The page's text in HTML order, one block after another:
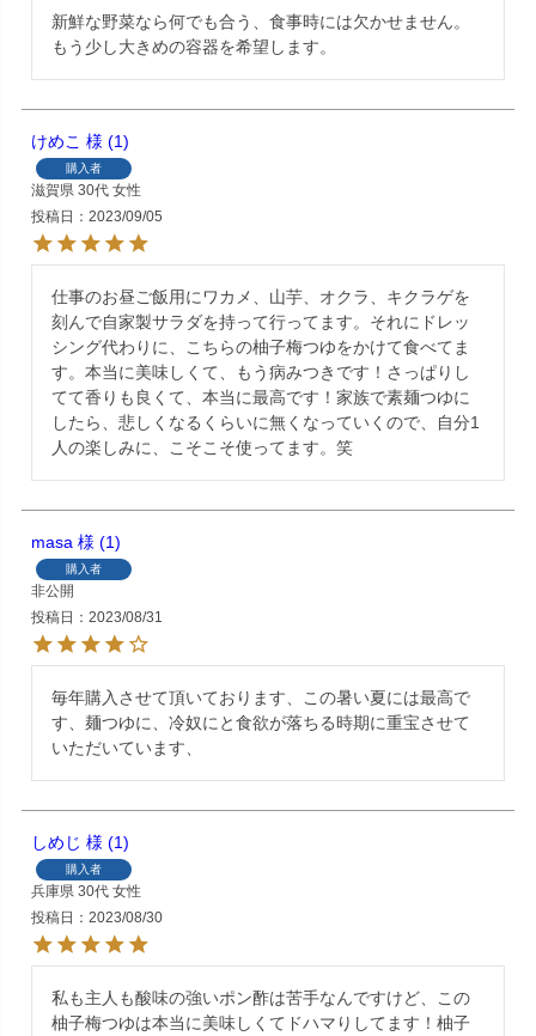
新鮮な野菜なら何でも合う、食事時には欠かせません。
もう少し大きめの容器を希望します。
けめこ 1
購入者
滋賀県 30代 女性
投稿日
2023/09/05
仕事のお昼ご飯用にワカメ、山芋、オクラ、キクラゲを
刻んで自家製サラダを持って行ってます。それにドレッ
シング代わりに、こちらの柚子梅つゆをかけて食べてま
す。本当に美味しくて、もう病みつきです！さっぱりし
てて香りも良くて、本当に最高です！家族で素麺つゆに
したら、悲しくなるくらいに無くなっていくので、自分1
人の楽しみに、こそこそ使ってます。笑
masa 1
購入者
非公開
投稿日
2023/08/31
毎年購入させて頂いております、この暑い夏には最高で
す、麺つゆに、冷奴にと食欲が落ちる時期に重宝させて
いただいています、
しめじ 1
購入者
兵庫県 30代 女性
投稿日
2023/08/30
私も主人も酸味の強いポン酢は苦手なんですけど、この
柚子梅つゆは本当に美味しくてドハマりしてます！柚子